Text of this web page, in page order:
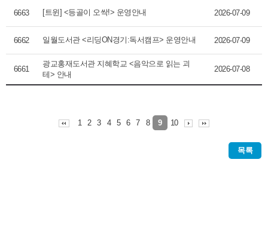
6663 [트윈] <등골이 오싹!> 운영안내 2026-07-09
6662 일월도서관 <리딩ON경기:독서캠프> 운영안내 2026-07-09
6661
광교홍재도서관 지혜학교 <음악으로 읽는 괴
테> 안내
2026-07-08
1 2 3 4 5 6 7 8 9 10
목록